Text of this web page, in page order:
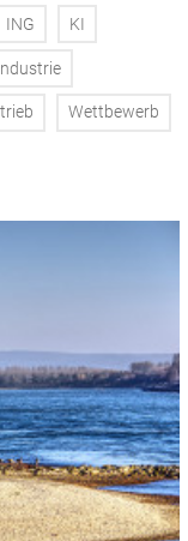
ING KI
Wettbewerb